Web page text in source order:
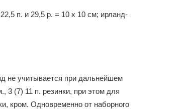
п. и 29,5 р. = 10 х 10 см; ирланд­
не учитывает­ся при дальнейшем
3 (7) 11 п. резинки, при этом для
кром. Од­новременно от наборного